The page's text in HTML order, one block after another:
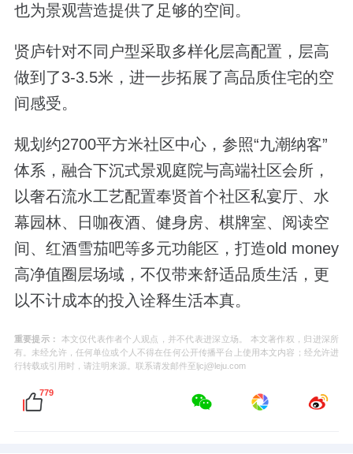
也为景观营造提供了足够的空间。
贤庐针对不同户型采取多样化层高配置，层高
做到了3-3.5米，进一步拓展了高品质住宅的空
间感受。
规划约2700平方米社区中心，参照“九潮纳客”
体系，融合下沉式景观庭院与高端社区会所，
以奢石流水工艺配置奉贤首个社区私宴厅、水
幕园林、日咖夜酒、健身房、棋牌室、阅读空
间、红酒雪茄吧等多元功能区，打造old money
高净值圈层场域，不仅带来舒适品质生活，更
以不计成本的投入诠释生活本真。
重要提示：
本文仅代表作者个人观点，并不代表进深立场。 本文著作权，归进深所
有。未经允许，任何单位或个人不得在任何公开传播平台上使用本文内容；经允许进
行转载或引用时，请注明来源。联系请发邮件至ljcj@leju.com
779